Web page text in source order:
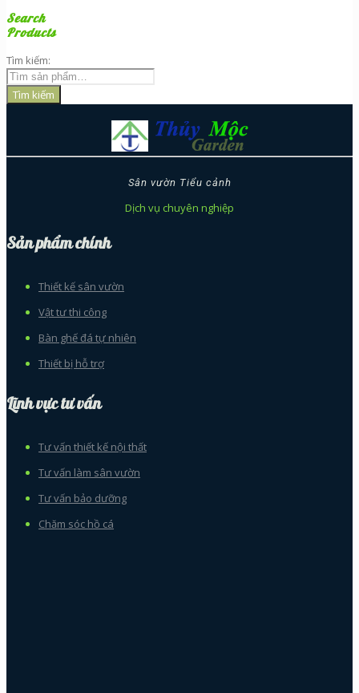
Search
Products
Tìm kiếm:
Tìm kiếm
Sân vườn Tiểu cảnh
Dịch vụ chuyên nghiệp
Sản phẩm chính
Thiết kế sân vườn
Vật tư thi công
Bàn ghế đá tự nhiên
Thiết bị hỗ trợ
Lĩnh vực tư vấn
Tư vấn thiết kế nội thất
Tư vấn làm sân vườn
Tư vấn bảo dưỡng
Chăm sóc hồ cá